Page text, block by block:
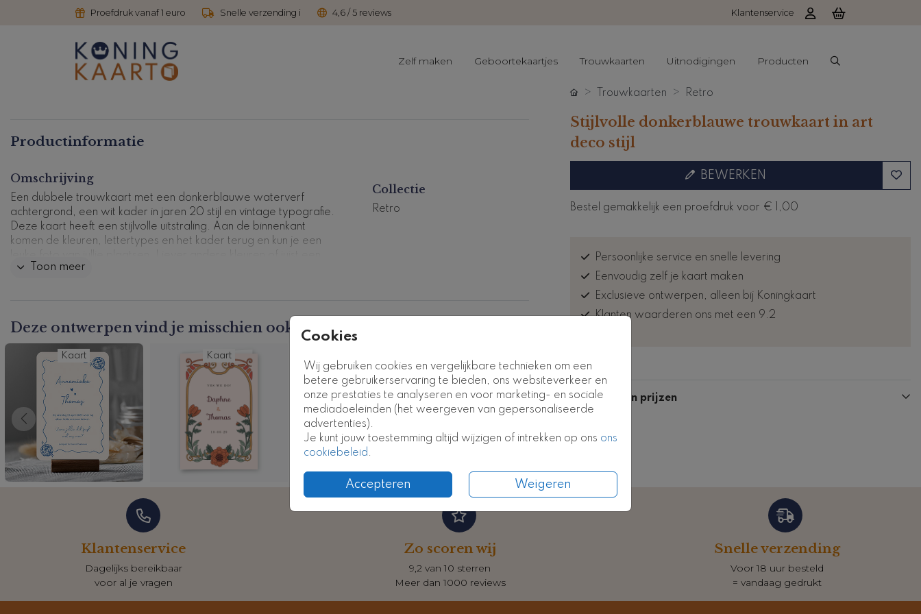
Proefdruk vanaf 1 euro Snelle verzending i 4,6 / 5 reviews Klantenservice
Zelf maken Geboortekaartjes Trouwkaarten Uitnodigingen Producten
Cookies
Wij gebruiken cookies en vergelijkbare technieken om een
betere gebruikerservaring te bieden, ons websiteverkeer en
onze prestaties te analyseren en voor marketing- en sociale
mediadoeleinden (het weergeven van gepersonaliseerde
advertenties).
Je kunt jouw toestemming altijd wijzigen of intrekken op ons ons
cookiebeleid.
Accepteren Weigeren
Productinformatie
Omschrijving
Een dubbele trouwkaart met een donkerblauwe waterverf
achtergrond, een wit kader in jaren 20 stijl en vintage typografie.
Deze kaart heeft een stijlvolle uitstraling. Aan de binnenkant
komen de kleuren, lettertypes en het kader terug en kun je een
strak lettertype? Je kunt dit ontwerp gemakkelijk aanpassen in
Toon meer
Collectie
Retro
Deze ontwerpen vind je misschien ook leuk
Kaart Kaart
Trouwkaarten Retro
Stijlvolle donkerblauwe trouwkaart in art
deco stijl
BEWERKEN
Bestel gemakkelijk een proefdruk voor € 1,00
Persoonlijke service en snelle levering
Eenvoudig zelf je kaart maken
Exclusieve ontwerpen, alleen bij Koningkaart
Klanten waarderen ons met een 9.2
Formaten en prijzen
Klantenservice
Dagelijks bereikbaar
voor al je vragen
Zo scoren wij
9,2 van 10 sterren
Meer dan 1000 reviews
Snelle verzending
Voor 18 uur besteld
= vandaag gedrukt